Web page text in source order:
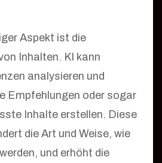
Aspekt ist die
Inhalten. KI kann
analysieren und
Empfehlungen oder sogar
Inhalte erstellen. Diese
die Art und Weise, wie
und erhöht die